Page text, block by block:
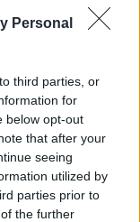
Personal
third parties, or
for
below opt-out
that after your
seeing
utilized by
parties prior to
the further